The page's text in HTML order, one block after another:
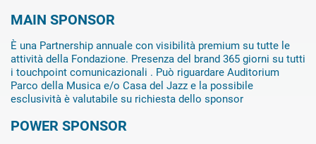
MAIN SPONSOR
È una Partnership annuale con visibilità premium su tutte le
attività della Fondazione. Presenza del brand 365 giorni su tutti
i touchpoint comunicazionali . Può riguardare Auditorium
Parco della Musica e/o Casa del Jazz e la possibile
esclusività è valutabile su richiesta dello sponsor
POWER SPONSOR